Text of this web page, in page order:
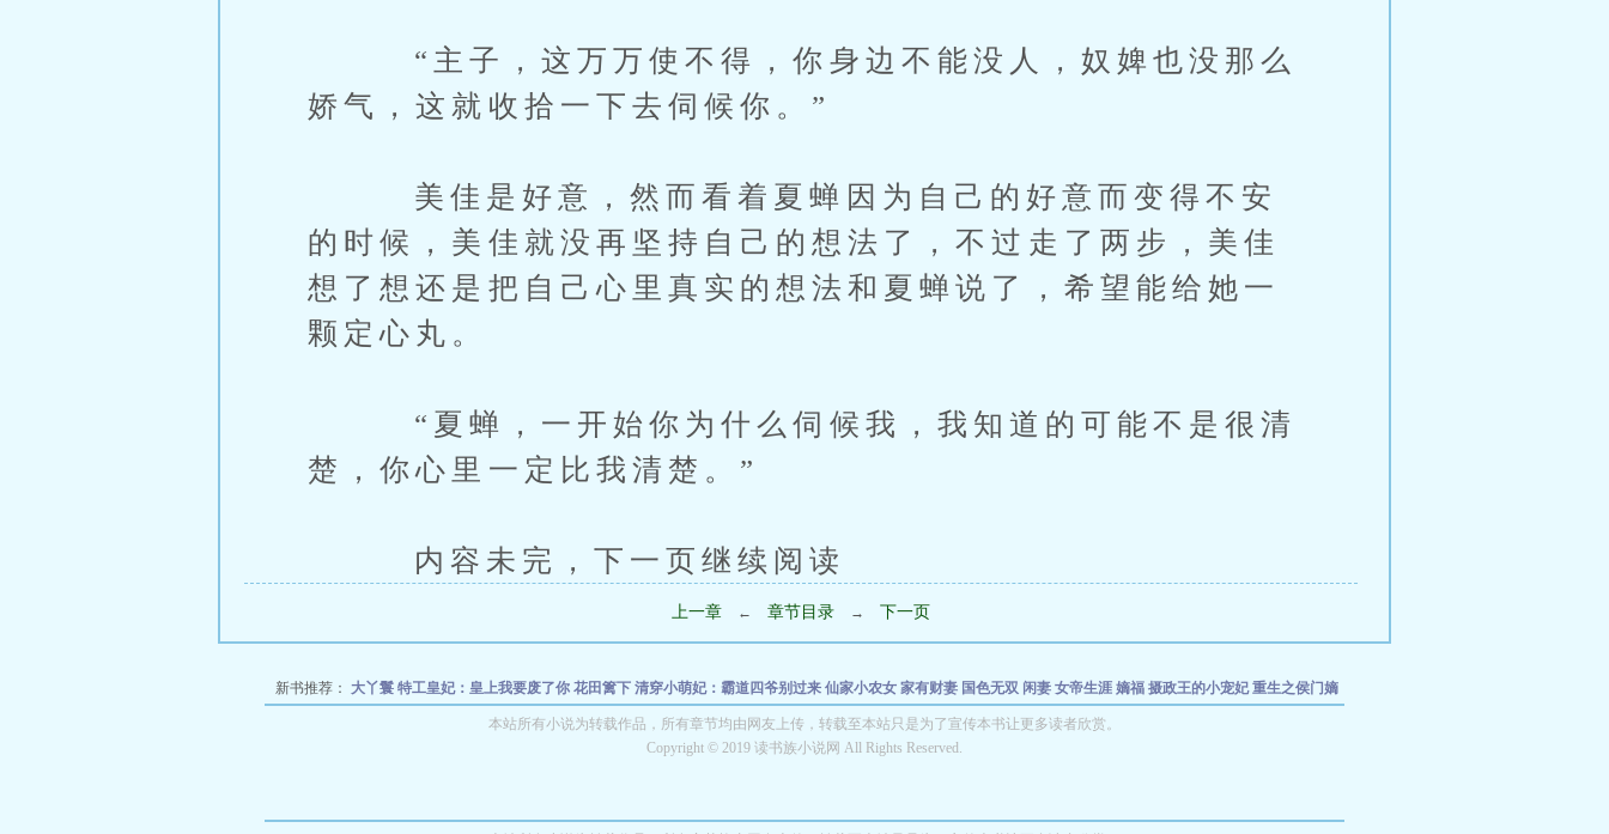
“主子，这万万使不得，你身边不能没人，奴婢也没那么
娇气，这就收拾一下去伺候你。”
美佳是好意，然而看着夏蝉因为自己的好意而变得不安
的时候，美佳就没再坚持自己的想法了，不过走了两步，美佳
想了想还是把自己心里真实的想法和夏蝉说了，希望能给她一
颗定心丸。
“夏蝉，一开始你为什么伺候我，我知道的可能不是很清
楚，你心里一定比我清楚。”
内容未完，下一页继续阅读
上一章 ← 章节目录 → 下一页
新书推荐： 大丫鬟 特工皇妃：皇上我要废了你 花田篱下 清穿小萌妃：霸道四爷别过来 仙家小农女 家有财妻 国色无双 闲妻 女帝生涯 嫡福 摄政王的小宠妃重生之侯门嫡
女重生之楚楚归来穿书后炮灰女配被反派大佬宠上天穿越奋斗之幸福生活
本站所有小说为转载作品，所有章节均由网友上传，转载至本站只是为了宣传本书让更多读者欣赏。
Copyright © 2019 读书族小说网 All Rights Reserved.